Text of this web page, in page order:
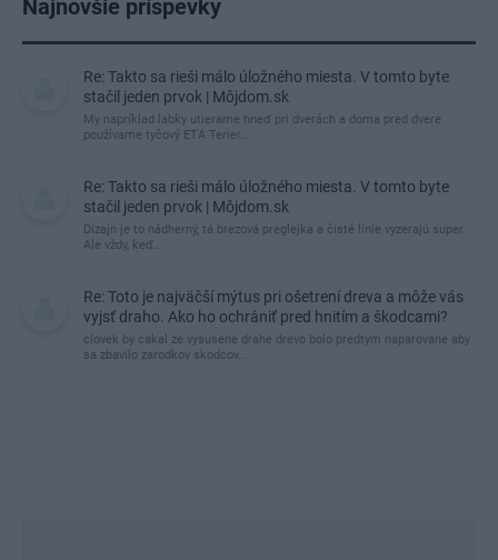
Najnovšie príspevky
Re: Takto sa rieši málo úložného miesta. V tomto byte
stačil jeden prvok | Môjdom.sk
My napríklad labky utierame hneď pri dverách a doma pred dvere
používame tyčový ETA Terier…
Re: Takto sa rieši málo úložného miesta. V tomto byte
stačil jeden prvok | Môjdom.sk
Dizajn je to nádherný, tá brezová preglejka a čisté línie vyzerajú super.
Ale vždy, keď…
Re: Toto je najväčší mýtus pri ošetrení dreva a môže vás
vyjsť draho. Ako ho ochrániť pred hnitím a škodcami?
clovek by cakal ze vysusene drahe drevo bolo predtym naparovane aby
sa zbavilo zarodkov skodcov...